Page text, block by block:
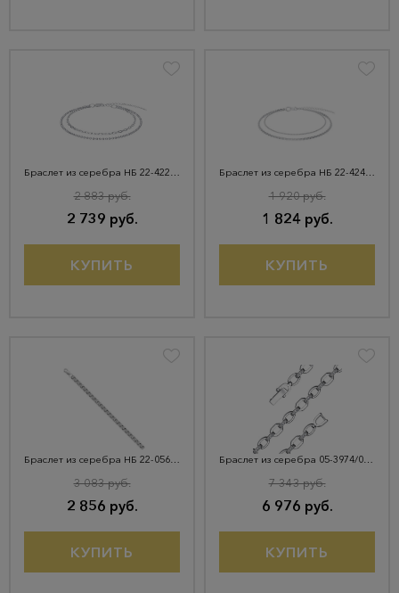
Браслет из серебра НБ 22-422Ю-3
2 739 руб.
2 883 руб.
КУПИТЬ
Браслет из серебра НБ 22-424Ю-3
1 824 руб.
1 920 руб.
КУПИТЬ
Браслет из серебра НБ 22-056Ю
2 856 руб.
3 083 руб.
КУПИТЬ
Браслет из серебра 05-3974/00КЦ-00
6 976 руб.
7 343 руб.
КУПИТЬ